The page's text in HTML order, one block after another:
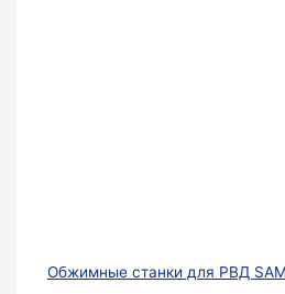
Обжимные станки для РВД